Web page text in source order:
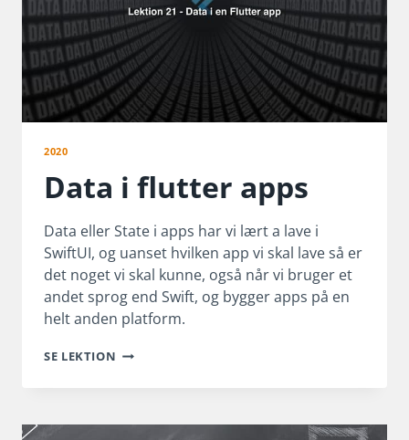
2020
Data i flutter apps
Data eller State i apps har vi lært a lave i
SwiftUI, og uanset hvilken app vi skal lave så er
det noget vi skal kunne, også når vi bruger et
andet sprog end Swift, og bygger apps på en
helt anden platform.
SE LEKTION DATA